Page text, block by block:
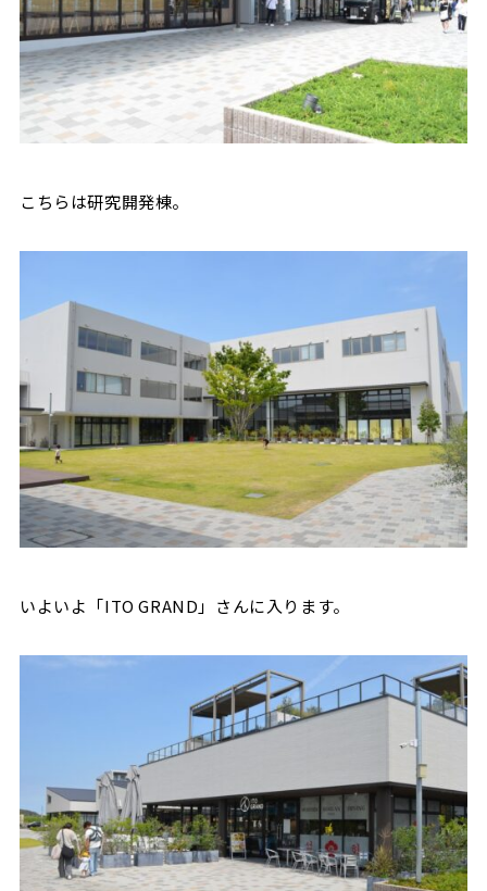
こちらは研究開発棟。
いよいよ「ITO GRAND」さんに入ります。